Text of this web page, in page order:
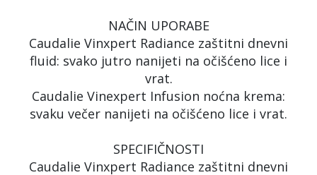
NAČIN UPORABE
Caudalie Vinxpert Radiance zaštitni dnevni
fluid: svako jutro nanijeti na očišćeno lice i
vrat.
Caudalie Vinexpert Infusion noćna krema:
svaku večer nanijeti na očišćeno lice i vrat.
SPECIFIČNOSTI
Caudalie Vinxpert Radiance zaštitni dnevni